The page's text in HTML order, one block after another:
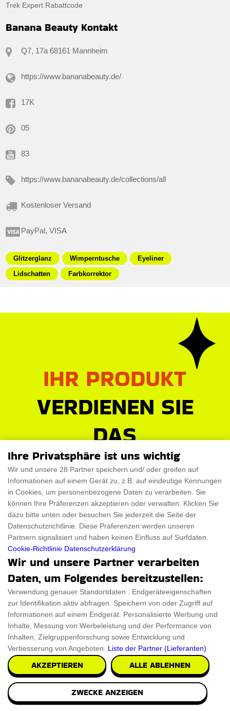
Trek Expert Rabattcode
Banana Beauty Kontakt
Q7, 17a 68161 Mannheim
https://www.bananabeauty.de/
17K
05
83
https://www.bananabeauty.de/collections/all
Kostenloser Versand
PayPal, VISA
Glitzerglanz Wimperntusche
Eyeliner
Lidschatten
Farbkorrektor
IHR PRODUKT
VERDIENEN SIE
DAS
RAMPENLICHT
EIN PRODUKT EINREICHEN
ThingsFromMars.de listet Produkte auf, die Sie umhauen
werden. Alle sind so seltsam und verblüffend, dass Sie
im Handumdrehen das Zeitgefühl verlieren werden.
Kommen Sie zu "ThingsFromMars", um die Langeweile
Ihre Privatsphäre ist uns wichtig
Wir und unsere 28 Partner speichern und/ oder greifen auf
Informationen auf einem Gerät zu, z.B. auf eindeutige Kennungen
in Cookies, um personenbezogene Daten zu verarbeiten. Sie
können Ihre Präferenzen akzeptieren oder verwalten. Klicken Sie
dazu bitte unten oder besuchen Sie jederzeit die Seite der
Datenschutzrichtlinie. Diese Präferenzen werden unseren
Partnern signalisiert und haben keinen Einfluss auf Surfdaten.
Cookie-Richtlinie Datenschutzerklärung
Wir und unsere Partner verarbeiten
Daten, um Folgendes bereitzustellen:
Verwendung genauer Standortdaten . Endgeräteeigenschaften
zur Identifikation aktiv abfragen. Speichern von oder Zugriff auf
Informationen auf einem Endgerät. Personalisierte Werbung und
Inhalte, Messung von Werbeleistung und der Performance von
Inhalten, Zielgruppenforschung sowie Entwicklung und
Verbesserung von Angeboten. Liste der Partner (Lieferanten)
AKZEPTIEREN ALLE ABLEHNEN
ZWECKE ANZEIGEN